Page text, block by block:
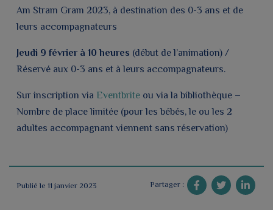
Am Stram Gram 2023, à destination des 0-3 ans et de
leurs accompagnateurs
Jeudi 9 février à 10 heures (début de l’animation) /
Réservé aux 0-3 ans et à leurs accompagnateurs.
Sur inscription via Eventbrite ou via la bibliothèque –
Nombre de place limitée (pour les bébés, le ou les 2
adultes accompagnant viennent sans réservation)
Publié le 11 janvier 2023 Partager :